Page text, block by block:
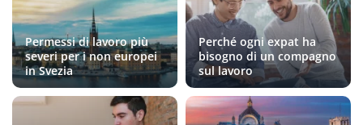
Permessi di lavoro più
severi per i non europei
in Svezia
Perché ogni expat ha
bisogno di un compagno
sul lavoro